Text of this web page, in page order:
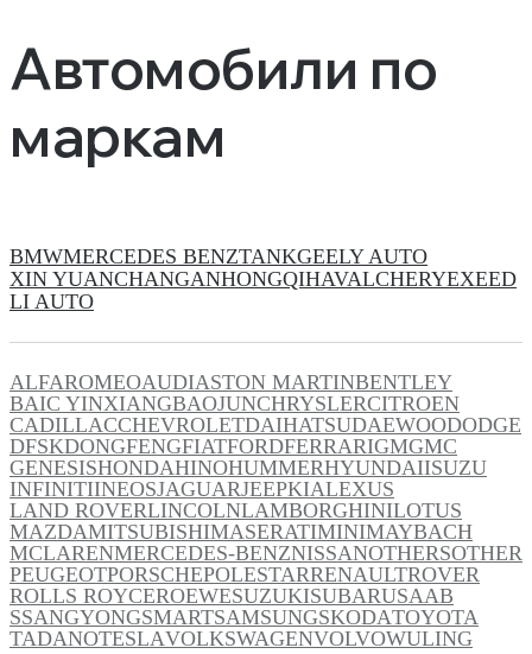
Автомобили по
маркам
BMWMERCEDES BENZTANKGEELY AUTO
XIN YUANCHANGANHONGQIHAVALCHERYEXEED
LI AUTO
ALFAROMEOAUDIASTON MARTINBENTLEY
BAIC YINXIANGBAOJUNCHRYSLERCITROEN
CADILLACCHEVROLETDAIHATSUDAEWOODODGE
DFSKDONGFENGFIATFORDFERRARIGMGMC
GENESISHONDAHINOHUMMERHYUNDAIISUZU
INFINITIINEOSJAGUARJEEPKIALEXUS
LAND ROVERLINCOLNLAMBORGHINILOTUS
MAZDAMITSUBISHIMASERATIMINIMAYBACH
MCLARENMERCEDES-BENZNISSANOTHERSOTHER
PEUGEOTPORSCHEPOLESTARRENAULTROVER
ROLLS ROYCEROEWESUZUKISUBARUSAAB
SSANGYONGSMARTSAMSUNGSKODATOYOTA
TADANOTESLAVOLKSWAGENVOLVOWULING